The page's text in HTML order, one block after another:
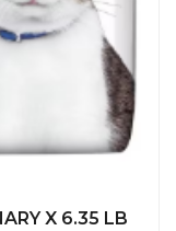
X 6.35 LB